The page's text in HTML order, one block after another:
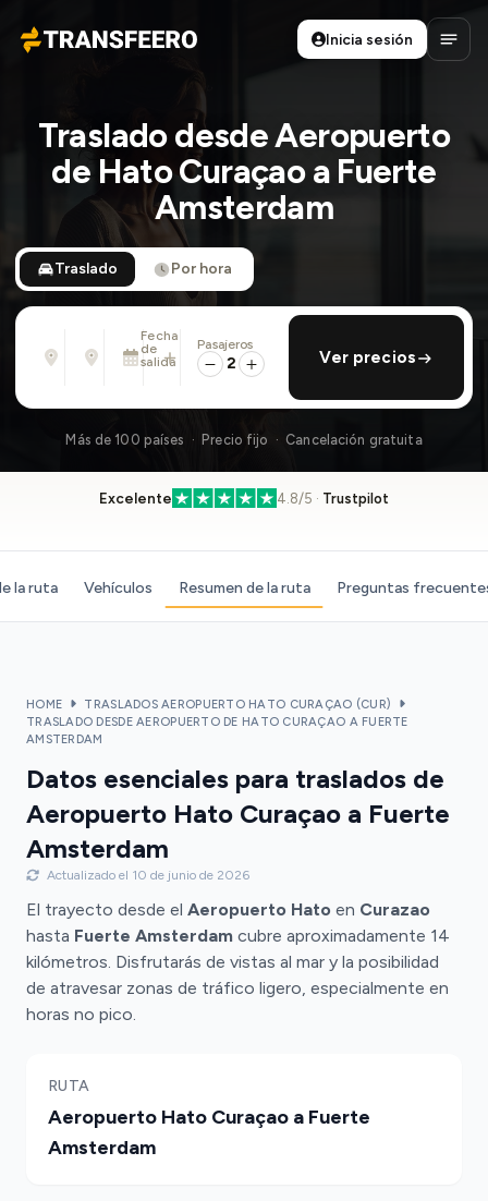
Transfeero
Inicia sesión
Abrir
Traslado desde Aeropuerto
de Hato Curaçao a Fuerte
Amsterdam
Traslado Por hora
Desde
Dirección, aeropuerto, hotel, ...
Hasta
Dirección, aeropuerto, hotel, ...
Fecha
de
salida
Mié., 12 Ago. · 13:45
añadir regreso
Pasajeros
2 Ver precios
Más de 100 países · Precio fijo · Cancelación gratuita
Excelente 4.8/5 · Trustpilot
la ruta Vehículos Resumen de la ruta Preguntas
HOME
TRASLADOS AEROPUERTO HATO CURAÇAO (CUR)
TRASLADO DESDE AEROPUERTO DE HATO CURAÇAO A FUERTE
AMSTERDAM
Datos esenciales para traslados de
Aeropuerto Hato Curaçao a Fuerte
Amsterdam
Actualizado el 10 de junio de 2026
El trayecto desde el Aeropuerto Hato en Curazao
hasta Fuerte Amsterdam cubre aproximadamente 14
kilómetros. Disfrutarás de vistas al mar y la posibilidad
de atravesar zonas de tráfico ligero, especialmente en
horas no pico.
RUTA
Aeropuerto Hato Curaçao a Fuerte
Amsterdam